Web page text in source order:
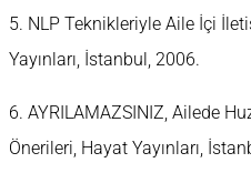
5. NLP Teknikleriyle Aile İçi
Yayınları, İstanbul, 2006.
6. AYRILAMAZSINIZ, Ailede
Önerileri, Hayat Yayınları,